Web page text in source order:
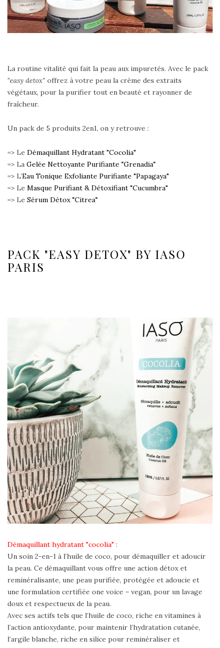
La routine vitalité qui fait la peau aux impuretés. Avec le pack
"easy detox" offrez à votre peau la crème des extraits
végétaux, pour la purifier tout en beauté et rayonner de
fraîcheur.
Un pack de 5 produits 2en1, on y retrouve :
=> Le Démaquillant Hydratant "Cocolia"
=> La Gelée Nettoyante Purifiante "Grenadia"
=> L’Eau Tonique Exfoliante Purifiante "Papagaya"
=> Le Masque Purifiant & Détoxifiant "Cucumbra"
=> Le Sérum Détox "Citrea"
PACK "EASY DETOX" BY IASO
PARIS
Démaquillant hydratant "cocolia" :
Un soin 2-en-1 à l’huile de coco, pour démaquiller et adoucir
la peau. Ce démaquillant vous offre une action détox et
reminéralisante, une peau purifiée, protégée et adoucie et
une formulation certifiée one voice – vegan, pour un lavage
doux et respectueux de la peau.
Avec ses actifs tels que l’huile de coco, riche en vitamines à
l’action antioxydante, pour maintenir l’hydratation cutanée,
l’argile blanche, riche en silice pour reminéraliser et